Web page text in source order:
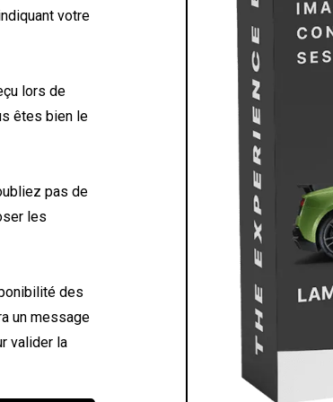
votre
lors de
êtes bien le
pas de
les
des
un message
valider la